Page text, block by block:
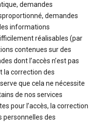
demandes
demandes
informations
réalisables (par
contenues sur des
dont l’accès n’est pas
la correction des
que cela ne nécessite
de nos services
pour l’accès, la correction
personnelles des